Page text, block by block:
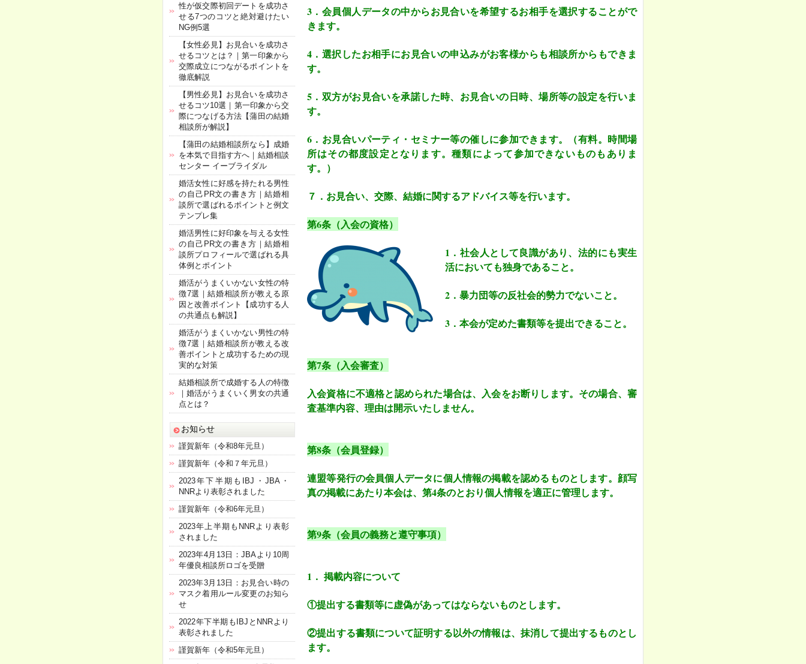
3 ．会員個人データの中からお見合いを希望するお相手を選択することがで
きます。
4 ．選択したお相手にお見合いの申込みがお客様からも相談所からもできま
す。
5 ．双方がお見合いを承諾した時、お見合いの日時、場所等の設定を行いま
す。
6 ．お見合いパーティ・セミナー等の催しに参加できます。（有料。時間場
所はその都度設定となります。種類によって参加できないものもありま
す。）
７．お見合い、交際、結婚に関するアドバイス等を行います。
第6条（入会の資格）
1 ．社会人として良識があり、法的にも実生
活においても独身であること。
2 ．暴力団等の反社会的勢力でないこと。
3 ．本会が定めた書類等を提出できること。
第7条（入会審査）
入会資格に不適格と認められた場合は、入会をお断りします。その場合、審
査基準内容、理由は開示いたしません。
第8条（会員登録）
連盟等発行の会員個人データに個人情報の掲載を認めるものとします。顔写
真の掲載にあたり本会は、第4条のとおり個人情報を適正に管理します。
第9条（会員の義務と遵守事項）
1 ． 掲載内容について
①提出する書類等に虚偽があってはならないものとします。
②提出する書類について証明する以外の情報は、抹消して提出するものとし
ます。
性が仮交際初回デートを成功さ
せる7つのコツと絶対避けたい
NG例5選
【女性必見】お見合いを成功さ
せるコツとは？｜第一印象から
交際成立につながるポイントを
徹底解説
【男性必見】お見合いを成功さ
せるコツ10選｜第一印象から交
際につなげる方法【蒲田の結婚
相談所が解説】
【蒲田の結婚相談所なら】成婚
を本気で目指す方へ｜結婚相談
センター イーブライダル
婚活女性に好感を持たれる男性
の自己PR文の書き方｜結婚相
談所で選ばれるポイントと例文
テンプレ集
婚活男性に好印象を与える女性
の自己PR文の書き方｜結婚相
談所プロフィールで選ばれる具
体例とポイント
婚活がうまくいかない女性の特
徴7選｜結婚相談所が教える原
因と改善ポイント【成功する人
の共通点も解説】
婚活がうまくいかない男性の特
徴7選｜結婚相談所が教える改
善ポイントと成功するための現
実的な対策
結婚相談所で成婚する人の特徴
｜婚活がうまくいく男女の共通
点とは？
お知らせ
謹賀新年（令和8年元旦）
謹賀新年（令和７年元旦）
2023年下半期もIBJ・JBA・
NNRより表彰されました
謹賀新年（令和6年元旦）
2023年上半期もNNRより表彰
されました
2023年4月13日：JBAより10周
年優良相談所ロゴを受贈
2023年3月13日：お見合い時の
マスク着用ルール変更のお知ら
せ
2022年下半期もIBJとNNRより
表彰されました
謹賀新年（令和5年元旦）